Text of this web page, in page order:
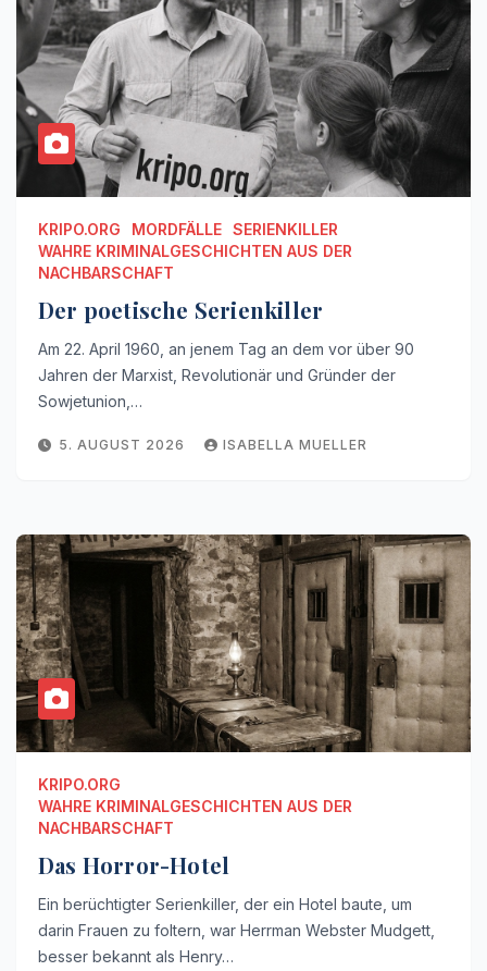
KRIPO.ORG MORDFÄLLE SERIENKILLER
WAHRE KRIMINALGESCHICHTEN AUS DER
NACHBARSCHAFT
Der poetische Serienkiller
Am 22. April 1960, an jenem Tag an dem vor über 90
Jahren der Marxist, Revolutionär und Gründer der
Sowjetunion,…
5. AUGUST 2026 ISABELLA MUELLER
KRIPO.ORG
WAHRE KRIMINALGESCHICHTEN AUS DER
NACHBARSCHAFT
Das Horror-Hotel
Ein berüchtigter Serienkiller, der ein Hotel baute, um
darin Frauen zu foltern, war Herrman Webster Mudgett,
besser bekannt als Henry…